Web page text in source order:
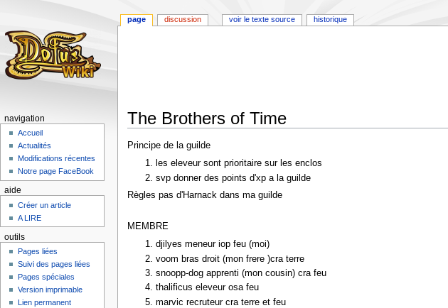
The Brothers of Time
Aller
navigation
Aller
recherche
Principe de la guilde
les eleveur sont prioritaire sur les enclos
svp donner des points d'xp a la guilde
Règles pas d'Harnack dans ma guilde
MEMBRE
djilyes meneur iop feu (moi)
voom bras droit (mon frere )cra terre
snoopp-dog apprenti (mon cousin) cra feu
thalificus eleveur osa feu
marvic recruteur cra terre et feu
page discussion voir le texte source historique
navigation
Accueil
Actualités
Modifications récentes
Notre page FaceBook
aide
Créer un article
A LIRE
outils
Pages liées
Suivi des pages liées
Pages spéciales
Version imprimable
Lien permanent